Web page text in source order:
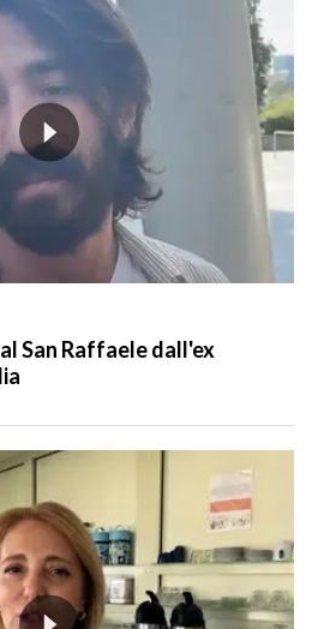
San Raffaele dall'ex